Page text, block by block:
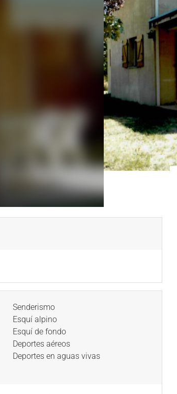
Senderismo
Esquí alpino
Esquí de fondo
Deportes aéreos
Deportes en aguas vivas